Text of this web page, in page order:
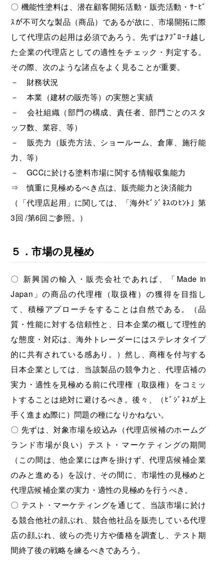
〇 機能性塗料は、潜在顧客開拓活動・販売活動・ｻｰﾋﾞ
ｽが不可欠な製品（商品）であるが故に、市場開拓に際
して代理店の起用は必須であろう。先ずはｱﾌﾟﾛｰﾁ越し
た企業の代理店としての適性をチェック・判定する。
その際、次のような諸点をよく見ることが重要。
－ 財務状況
－ 本業（建材の販売等）の実態と実績
－ 会社組織（部門の構成、責任者、部門ごとのスタ
ッフ数、業容、等）
－ 販売力（販売方法、ショールーム、倉庫、施行能
力、等）
－ GCCに於ける塗料市場に関する情報収集能力
⇒ 慎重に見極めるべき点は、販売能力と決済能力
（「代理店起用」に関しては、「海外ﾋﾞｼﾞﾈｽのﾋﾝﾄ」第
3回 /第6回ご参照。）
５．市場の見極め
〇 新興国の輸入・販売会社であれば、「Made in
Japan」の商品の代理権（取扱権）の獲得を目指し
て、積極アプローチをすることは自然である。（品
質・性能に対する信頼性と、日本企業の概して理性的
な態度・対応は、海外トレーダーにはステレオタイプ
的に共有されている感あり。）然し、商権を付与する
日本企業としては、当該製品の競争力と、代理店補の
実力・適性を見極める前に代理権（取扱権）をコミッ
トすることは絶対に避けるべき。後々、（ﾋﾞｼﾞﾈｽが上
手く進まぬ際に）問題の種になりかねない。
〇 先ずは、対象市場を絞込み（代理店候補のホームグ
ランド市場が良い）テスト・マーケティングの期間
（この間は、他企業には声を掛けず、代理店候補企業
のみと進める）を設け、その間に、市場性の見極めと
代理店候補企業の実力・適性の見極めを行うべき。
〇 テスト・マーケティングを通じて、当該市場に於け
る競合他社の顔ぶれ、競合他社品を販売している代理
店の顔ぶれ、彼らの売り方や価格を調査し、テスト期
間終了後の戦略を練るべきであろう。